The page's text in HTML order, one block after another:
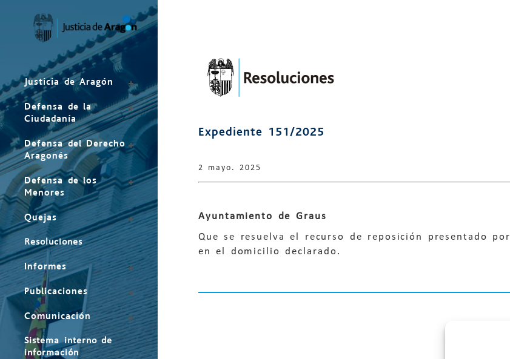
Justicia de Aragón
Defensa de la
Ciudadanía
Defensa del Derecho
Aragonés
Defensa de los
Menores
Quejas
Resoluciones
Informes
Publicaciones
Comunicación
Sistema interno de
información
Expediente 151/2025
2 mayo. 2025
Ayuntamiento de Graus
Que se resuelva el recurso de reposición presentado
en el domicilio declarado.